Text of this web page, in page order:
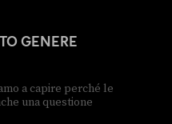
GENERE
a capire perché le
una questione